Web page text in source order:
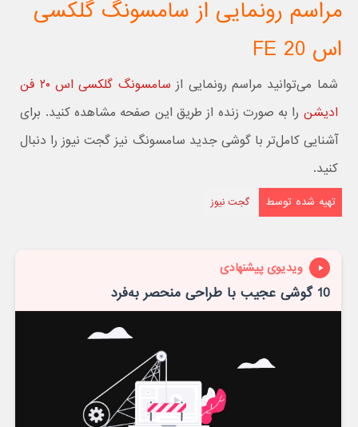
مراسم رونمایی از سامسونگ گلکسی
اس 20 FE
شما می‌توانید مراسم رونمایی از
سامسونگ گلکسی اس ۲۰ فن
ادیشن را به صورت زنده از طریق این صفحه مشاهده کنید. برای
آشنایی کامل‌تر با گوشی جدید سامسونگ نیز گجت نیوز را دنبال
کنید.
تهیه شده توسط گجت نیوز
ویدیوی پیشنهادی
10 گوشی عجیب با طراحی منحصر به‌فرد